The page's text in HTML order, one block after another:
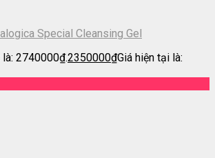
Special Cleansing Gel
là: 2740000₫.2350000₫Giá hiện tại là: